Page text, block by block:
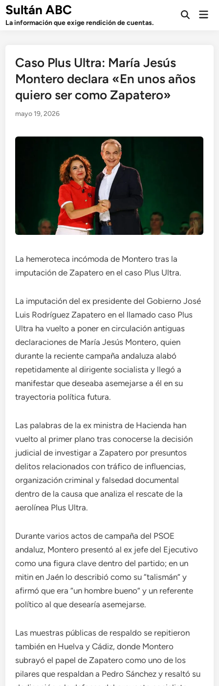
Saltar
contenido
Sultán ABC
La información que exige rendición de cuentas.
Abrir
Caso Plus Ultra: María Jesús
Montero declara «En unos años
quiero ser como Zapatero»
mayo 19, 2026
La hemeroteca incómoda de Montero tras la
imputación de Zapatero en el caso Plus Ultra.
La imputación del ex presidente del Gobierno José
Luis Rodríguez Zapatero en el llamado caso Plus
Ultra ha vuelto a poner en circulación antiguas
declaraciones de María Jesús Montero, quien
durante la reciente campaña andaluza alabó
repetidamente al dirigente socialista y llegó a
manifestar que deseaba asemejarse a él en su
trayectoria política futura.
Las palabras de la ex ministra de Hacienda han
vuelto al primer plano tras conocerse la decisión
judicial de investigar a Zapatero por presuntos
delitos relacionados con tráfico de influencias,
organización criminal y falsedad documental
dentro de la causa que analiza el rescate de la
aerolínea Plus Ultra.
Durante varios actos de campaña del PSOE
andaluz, Montero presentó al ex jefe del Ejecutivo
como una figura clave dentro del partido; en un
mitin en Jaén lo describió como su “talismán” y
afirmó que era “un hombre bueno” y un referente
político al que desearía asemejarse.
Las muestras públicas de respaldo se repitieron
también en Huelva y Cádiz, donde Montero
subrayó el papel de Zapatero como uno de los
pilares que respaldan a Pedro Sánchez y resaltó su